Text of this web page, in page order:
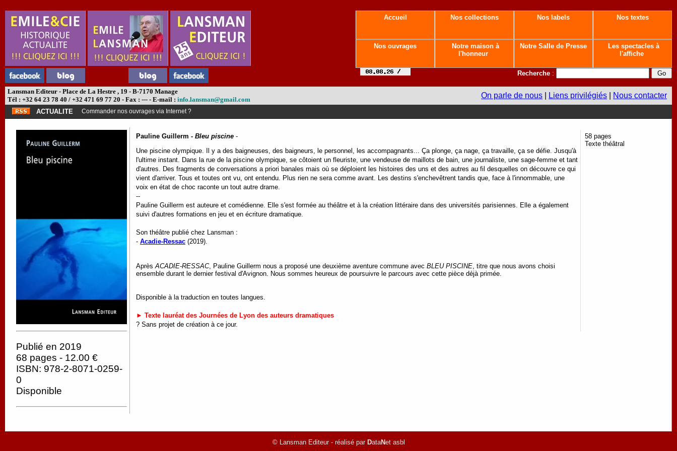
Accueil Nos collections Nos labels Nos textes
Nos ouvrages
Notre maison à
l'honneur
Notre Salle de Presse
Les spectacles à
l'affiche
Recherche :
Lansman Editeur - Place de La Hestre , 19 - B-7170 Manage
Tél : +32 64 23 78 40 / +32 471 69 77 20 - Fax : --- - E-mail : info.lansman@gmail.com On parle de nous Liens privilégiés Nous contacter
ACTUALITE Commander nos ouvrages via Internet ?
Publié en 2019
68 pages - 12.00 €
ISBN: 978-2-8071-0259-
0
Disponible
Pauline Guillerm - Bleu piscine -
Une piscine olympique. Il y a des baigneuses, des baigneurs, le personnel, les accompagnants... Ça plonge, ça nage, ça travaille, ça se défie. Jusqu'à
l'ultime instant. Dans la rue de la piscine olympique, se côtoient un fleuriste, une vendeuse de maillots de bain, une journaliste, une sage-femme et tant
d'autres. Des fragments de conversations a priori banales mais où se déploient les histoires des uns et des autres au fil desquelles on découvre ce qui
vient d'arriver. Tous et toutes ont vu, ont entendu. Plus rien ne sera comme avant. Les destins s'enchevêtrent tandis que, face à l'innommable, une
voix en état de choc raconte un tout autre drame.
--
Pauline Guillerm est auteure et comédienne. Elle s'est formée au théâtre et à la création littéraire dans des universités parisiennes. Elle a également
suivi d'autres formations en jeu et en écriture dramatique.
Son théâtre publié chez Lansman :
- Acadie-Ressac (2019).
Après ACADIE-RESSAC, Pauline Guillerm nous a proposé une deuxième aventure commune avec BLEU PISCINE , titre que nous avons choisi
ensemble durant le dernier festival d'Avignon. Nous sommes heureux de poursuivre le parcours avec cette pièce déjà primée.
Disponible à la traduction en toutes langues.
► Texte lauréat des Journées de Lyon des auteurs dramatiques
? Sans projet de création à ce jour.
58 pages
Texte théâtral
© Lansman Editeur - réalisé par DataNet asbl